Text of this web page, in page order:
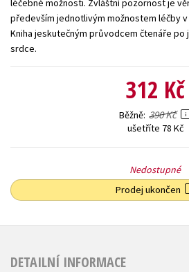
léčebné možnosti. Zvláštní pozornost je
především jednotlivým možnostem léčby
Kniha jeskutečným průvodcem čtenáře po
srdce.
312 Kč
Běžně 390 Kč
ušetříte 78 Kč
Nedostupné
Prodej ukončen
DETAILNÍ INFORMACE